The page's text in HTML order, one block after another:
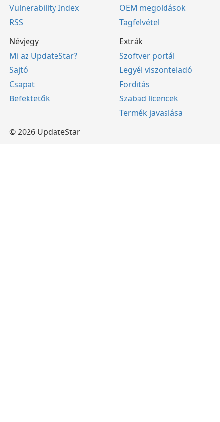
Vulnerability Index
RSS
OEM megoldások
Tagfelvétel
Névjegy
Mi az UpdateStar?
Sajtó
Csapat
Befektetők
Extrák
Szoftver portál
Legyél viszonteladó
Fordítás
Szabad licencek
Termék javaslása
© 2026 UpdateStar